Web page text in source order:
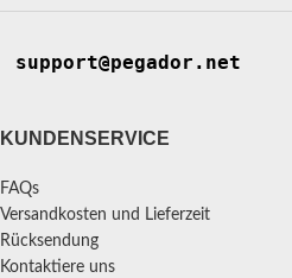
support@pegador.net
KUNDENSERVICE
FAQs
Versandkosten und Lieferzeit
Rücksendung
Kontaktiere uns